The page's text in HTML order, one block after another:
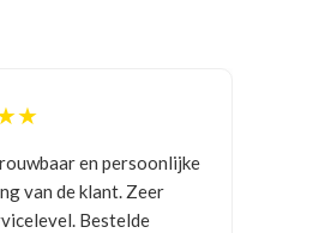
en persoonlijke
van de klant. Zeer
Bestelde